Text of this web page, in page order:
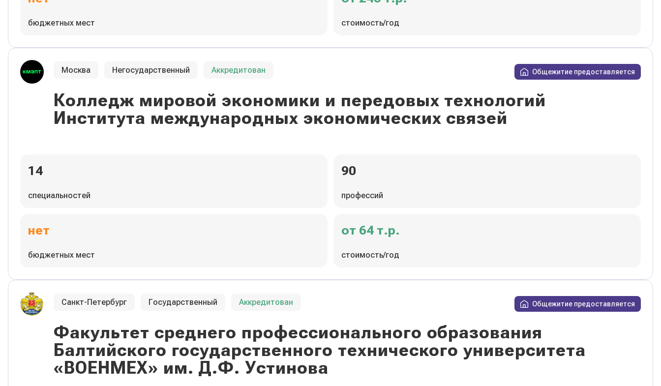
бюджетных мест стоимость/год
Москва Негосударственный Аккредитован Общежитие предоставляется
Колледж мировой экономики и передовых технологий
Института международных экономических связей
14
специальностей
90
профессий
нет
бюджетных мест
от 64 т.р.
стоимость/год
Санкт-Петербург Государственный Аккредитован Общежитие предоставляется
Факультет среднего профессионального образования
Балтийского государственного технического университета
«ВОЕНМЕХ» им. Д.Ф. Устинова